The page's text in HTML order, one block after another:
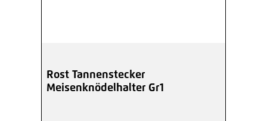
Rost Tannenstecker
Meisenknödelhalter Gr1